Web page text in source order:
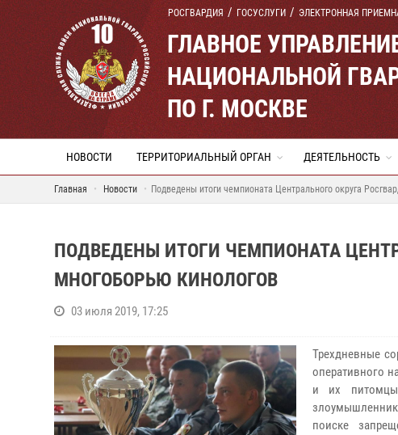
РОСГВАРДИЯ ГОСУСЛУГИ ЭЛЕКТРОННАЯ
ГЛАВНОЕ
НАЦИОНАЛЬНОЙ
ПО Г. МОСКВЕ
НОВОСТИ ТЕРРИТОРИАЛЬНЫЙ ОРГАН ДЕЯТЕЛЬНОСТЬ
Главная Новости Подведены итоги чемпионата Центрального округа
ПОДВЕДЕНЫ ИТОГИ ЧЕМПИОНАТА
МНОГОБОРЬЮ КИНОЛОГОВ
03 июля 2019, 17:25
Трехдневные
оперативного
и их питомцы
поиске